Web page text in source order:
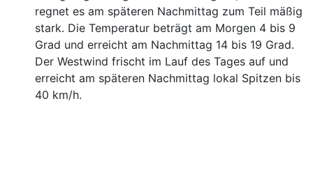
regnet es am späteren Nachmittag zum Teil mäßig
stark. Die Temperatur beträgt am Morgen 4 bis 9
Grad und erreicht am Nachmittag 14 bis 19 Grad.
Der Westwind frischt im Lauf des Tages auf und
erreicht am späteren Nachmittag lokal Spitzen bis
40 km/h.